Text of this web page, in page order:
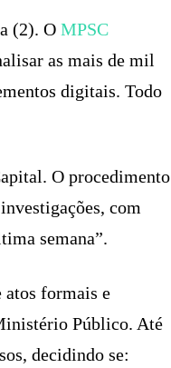
(2). O MPSC
as mais de mil
digitais. Todo
O procedimento
com
semana”.
atos formais e
Público. Até
decidindo se: